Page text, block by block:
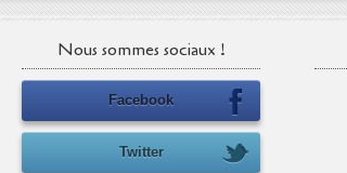
Nous sommes sociaux !
Facebook
Twitter